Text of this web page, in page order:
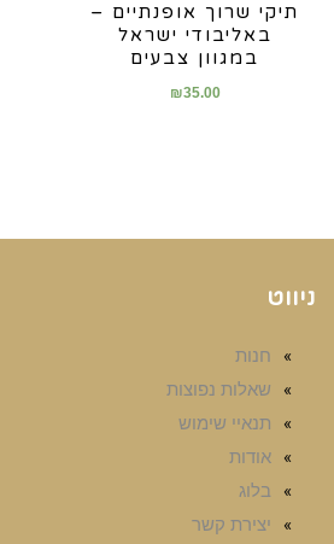
תיקי שרוך אופנתיים –
באליבודי ישראל
במגוון צבעים
₪35.00
ניווט
חנות
שאלות נפוצות
תנאיי שימוש
אודות
בלוג
יצירת קשר